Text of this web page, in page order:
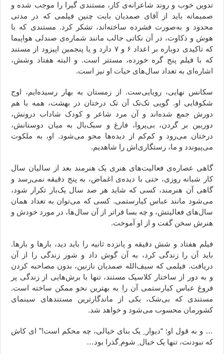
تدوین خوب و روند شاعرانه‌ی کار، مستندی گیرا را موجب شده و
صمیمانه باید از آقای صمدیان بابت چنین فیلمی که در مدتی
محدود و به‌صورت فشرده ساخته‌اند، تشکر کرد. مستندی که با
هوش و ذکاوت، در آن نکاتی جالب مانند شماره‌ی صندلی هواپیما
که تاکیدی دوباره بر اعداد ۶ و ۷ دارد و یا پنجمین اپیزود از مستند
که با فیلم پنج گره خورده، مستتر است. و البته هفتاد وشش،
اشاره‌ای به تعداد سال‌های حیات او نیز است.
سکانس نهایی، رویایی‌ست. از زمستان به بهار رسیده‌ایم، اوج
شکوفایی او. گویی تک‌تک آن تک درختان در بهشت، همه با هم
دورش جمع شده‌اند و آن مرد شاعر و کودک شاداب درونش،
دوربین بر گردن، بی‌پروا، فارغ و سبک‌بال به میان دوستانش،
درختان می‌رود و کم‌کم از دیده‌ها محو می‌شود. او، به ملکوت
می‌پیوندد و ما، رستگاری‌اش را شاهدیم.
گاهی عصاره‌ی فعالیت‌های هنری یک هنرمند بعد از سالیان سال
کار شبانه روزی، حتی با دیده‌ی اغماض، به پنج دقیقه نمی‌رسد و
گاهی آن هنرمند، کسی که شاید هر صد سال یک‌بار تکرار شود،
می‌شود مانند عباس کیارستمی. کسی که می‌توان به تعداد همان
سال‌های فعالیتش، و چه بسا فراتر از آن سال‌ها، در مورد خودش و
هنرش سخن گفت و از او آموخت.
فیلم هفتاد و شش دقیقه و پانزده ثانیه را باید دید، بارها و بارها.
باید آن را زندگی کرد، به آن گوش داد و شور زندگی را از آن
دریافت. فیلمی که سیف‌الله صمدیان نازنین، بدون مصاحبه کردن
و به دور از ساختار کلاسیک مستند، تنها با برش‌هایی از زندگی پر
فروغ عباس کیارستمی آن را به بهترین نحو ممکن ساخته است.
مستندی که بی‌شک، یکی از ماندگارترین مستندهای سینمای
کشورمان محسوب می‌شود و خواهد شد.
… و به قول او: “دیوار ِ یک بنای خیالی، چه محکم است!” ای کاش
که نبودنت، تنها یک خیال ِ شوم ِ‌گذرا بود…